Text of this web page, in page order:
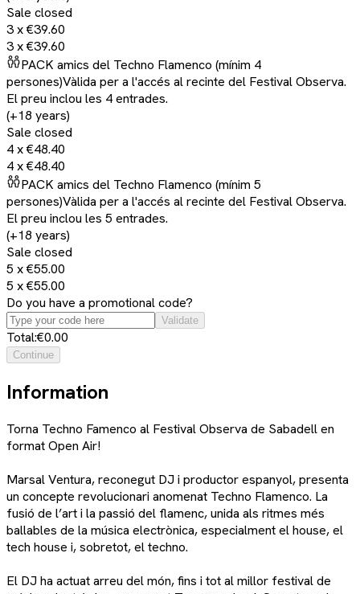
Sale closed
3 x€39.60
3 x€39.60
PACK amics del Techno Flamenco (mínim 4
persones)Vàlida per a l'accés al recinte del Festival Observa.
El preu inclou les 4 entrades.
(+18 years)
Sale closed
4 x€48.40
4 x€48.40
PACK amics del Techno Flamenco (mínim 5
persones)Vàlida per a l'accés al recinte del Festival Observa.
El preu inclou les 5 entrades.
(+18 years)
Sale closed
5 x€55.00
5 x€55.00
Do you have a promotional code?
Validate
Total:€0.00
Continue
Information
Torna Techno Famenco al Festival Observa de Sabadell en
format Open Air!
Marsal Ventura, reconegut DJ i productor espanyol, presenta
un concepte revolucionari anomenat Techno Flamenco. La
fusió de l’art i la passió del flamenc, unida als ritmes més
ballables de la música electrònica, especialment el house, el
tech house i, sobretot, el techno.
El DJ ha actuat arreu del món, fins i tot al millor festival de